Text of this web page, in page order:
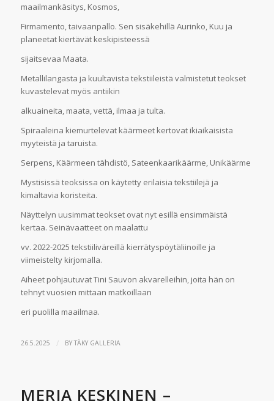
maailmankäsitys, Kosmos,
Firmamento, taivaanpallo. Sen sisäkehillä Aurinko, Kuu ja
planeetat kiertävät keskipisteessä
sijaitsevaa Maata.
Metallilangasta ja kuultavista tekstiileistä valmistetut teokset
kuvastelevat myös antiikin
alkuaineita, maata, vettä, ilmaa ja tulta.
Spiraaleina kiemurtelevat käärmeet kertovat ikiaikaisista
myyteistä ja taruista.
Serpens, Käärmeen tähdistö, Sateenkaarikäärme, Unikäärme
Mystisissä teoksissa on käytetty erilaisia tekstiilejä ja
kimaltavia koristeita.
Näyttelyn uusimmat teokset ovat nyt esillä ensimmäistä
kertaa. Seinävaatteet on maalattu
vv. 2022-2025 tekstiiliväreillä kierrätyspöytäliinoille ja
viimeistelty kirjomalla.
Aiheet pohjautuvat Tini Sauvon akvarelleihin, joita hän on
tehnyt vuosien mittaan matkoillaan
eri puolilla maailmaa.
26.5.2025 / BYTÄKY GALLERIA
MERJA KESKINEN –